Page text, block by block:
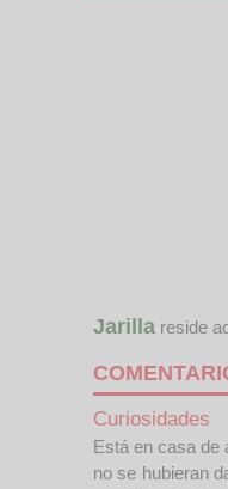
Jarilla reside
Curiosidades
Está en casa de
no se hubieran